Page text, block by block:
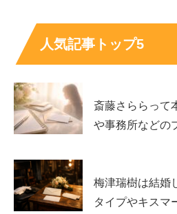
人気記事トップ5
斎藤さららって
や事務所などの
梅津瑞樹は結婚
タイプやキスマ